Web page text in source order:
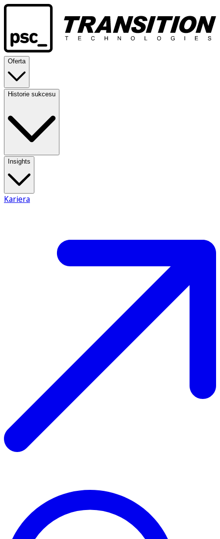
Oferta
Historie sukcesu
Insights
Kariera